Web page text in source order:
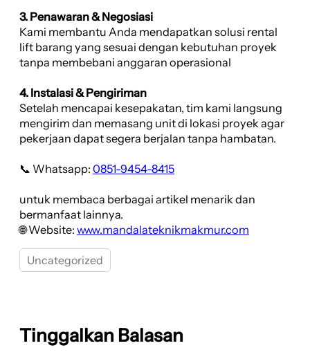
3. Penawaran & Negosiasi
Kami membantu Anda mendapatkan solusi rental
lift barang yang sesuai dengan kebutuhan proyek
tanpa membebani anggaran operasional
4. Instalasi & Pengiriman
Setelah mencapai kesepakatan, tim kami langsung
mengirim dan memasang unit di lokasi proyek agar
pekerjaan dapat segera berjalan tanpa hambatan.
📞 Whatsapp: 0851-9454-8415
untuk membaca berbagai artikel menarik dan
bermanfaat lainnya.
🌐 Website: www.mandalateknikmakmur.com
Uncategorized
Tinggalkan Balasan